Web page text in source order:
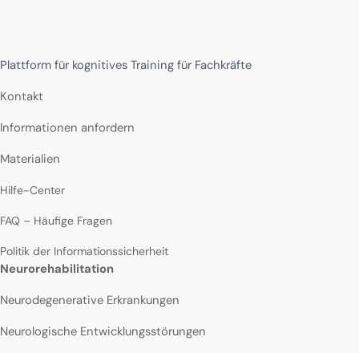
Plattform für kognitives Training für Fachkräfte
Kontakt
Informationen anfordern
Materialien
Hilfe-Center
FAQ – Häufige Fragen
Politik der Informationssicherheit
Neurorehabilitation
Neurodegenerative Erkrankungen
Neurologische Entwicklungsstörungen